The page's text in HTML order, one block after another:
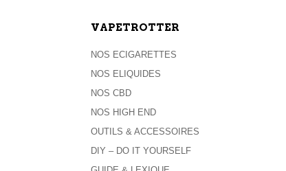
VAPETROTTER
NOS ECIGARETTES
NOS ELIQUIDES
NOS CBD
NOS HIGH END
OUTILS & ACCESSOIRES
DIY – DO IT YOURSELF